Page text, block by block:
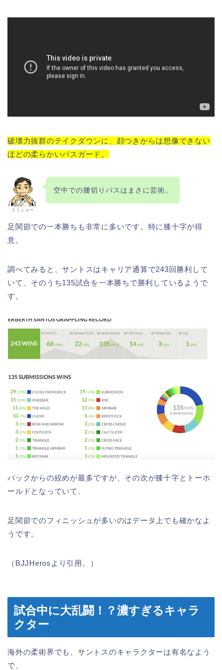
破壊力抜群のテイクダウンに、顔つきからは想像できない
ほどの柔らかいパスガード。
トミショー
空中での腰切りパスはまさに芸術。
足関節での一本勝ちも非常に多いです。特に膝十字が得
意。
調べてみると、サントスはキャリア通算で243回勝利して
いて、そのうち135試合を一本勝ちで勝利しているようで
す。
バックからの絞めが最多ですが、その次が膝十字とトーホ
ールドとなっていて、
足関節でのフィニッシュが多いのはデータ上でも確かなよ
うです。
（BJJHerosより引用。）
試合中に大乱闘！？濃すぎるキャラ
クター
海外の柔術界でも、サントスのキャラクターは有名なよう
で、